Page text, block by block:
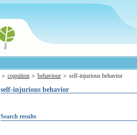
cognition behaviour self-injurious behavior
self-injurious behavior
Search results